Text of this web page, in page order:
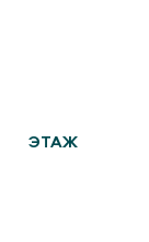
ЭТАЖ